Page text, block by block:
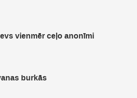
vienmēr ceļo anonīmi
burkās